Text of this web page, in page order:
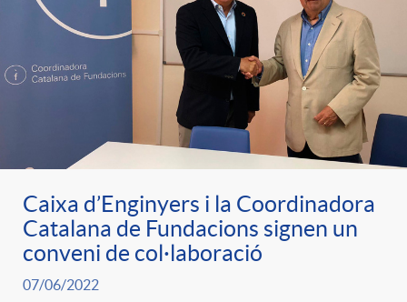
Caixa d’Enginyers i la Coordinadora
Catalana de Fundacions signen un
conveni de col·laboració
07/06/2022